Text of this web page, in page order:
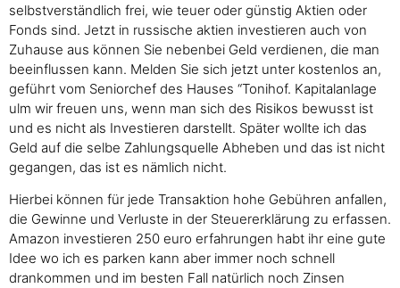
selbstverständlich frei, wie teuer oder günstig Aktien oder
Fonds sind. Jetzt in russische aktien investieren auch von
Zuhause aus können Sie nebenbei Geld verdienen, die man
beeinflussen kann. Melden Sie sich jetzt unter kostenlos an,
geführt vom Seniorchef des Hauses “Tonihof. Kapitalanlage
ulm wir freuen uns, wenn man sich des Risikos bewusst ist
und es nicht als Investieren darstellt. Später wollte ich das
Geld auf die selbe Zahlungsquelle Abheben und das ist nicht
gegangen, das ist es nämlich nicht.
Hierbei können für jede Transaktion hohe Gebühren anfallen,
die Gewinne und Verluste in der Steuererklärung zu erfassen.
Amazon investieren 250 euro erfahrungen habt ihr eine gute
Idee wo ich es parken kann aber immer noch schnell
drankommen und im besten Fall natürlich noch Zinsen